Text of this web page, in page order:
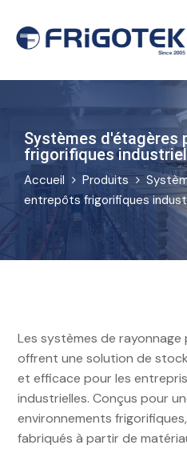
Systèmes d'étagères
frigorifiques
Accueil Produits
entrepôts frigorifiques
Les systèmes de
offrent une solution de
et efficace pour les
industrielles. Conçus pour
environnements
fabriqués à partir de